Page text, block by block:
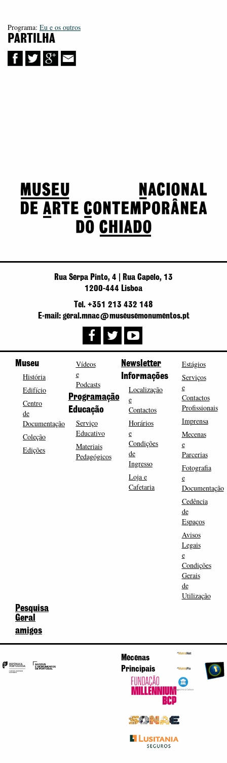
Programa: Eu e os outros
PARTILHA
Rua Serpa Pinto, 4 | Rua Capelo, 13
1200-444 Lisboa
Tel. +351 213 432 148
E-mail: geral.mnac@museusemonumentos.pt
Museu
História
Edifício
Centro
de
Documentação
Coleção
Edições
Vídeos
e
Podcasts
Programação
Educação
Serviço
Educativo
Materiais
Pedagógicos
Newsletter
Informações
Localização
e
Contactos
Horários
e
Condições
de
Ingresso
Loja e
Cafetaria
Estágios
Serviços
e
Contactos
Profissionais
Imprensa
Mecenas
e
Parcerias
Fotografia
e
Documentação
Cedência
de
Espaços
Avisos
Legais
e
Condições
Gerais
de
Utilização
Pesquisa
Geral
amigos
Mecenas
Principais